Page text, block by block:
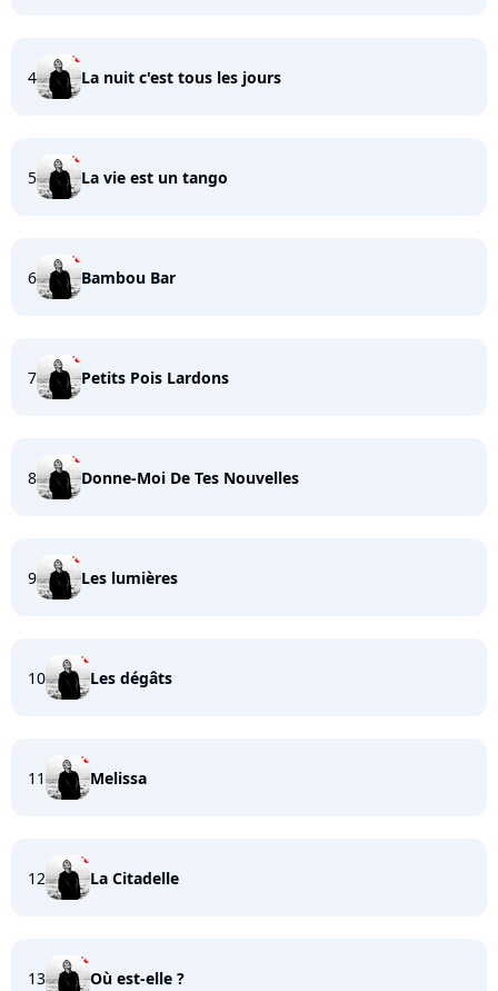
4 La nuit c'est tous les jours
5 La vie est un tango
6 Bambou Bar
7 Petits Pois Lardons
8 Donne-Moi De Tes Nouvelles
9 Les lumières
10 Les dégâts
11 Melissa
12 La Citadelle
13 Où est-elle ?